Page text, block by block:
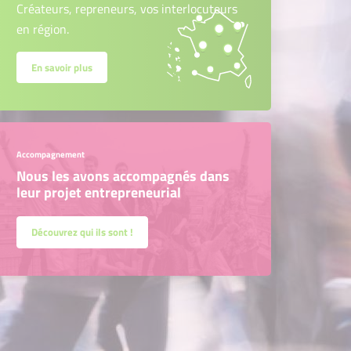
Créateurs, repreneurs, vos interlocuteurs
en région.
En savoir plus
Accompagnement
Nous les avons accompagnés dans
leur projet entrepreneurial
Découvrez qui ils sont !